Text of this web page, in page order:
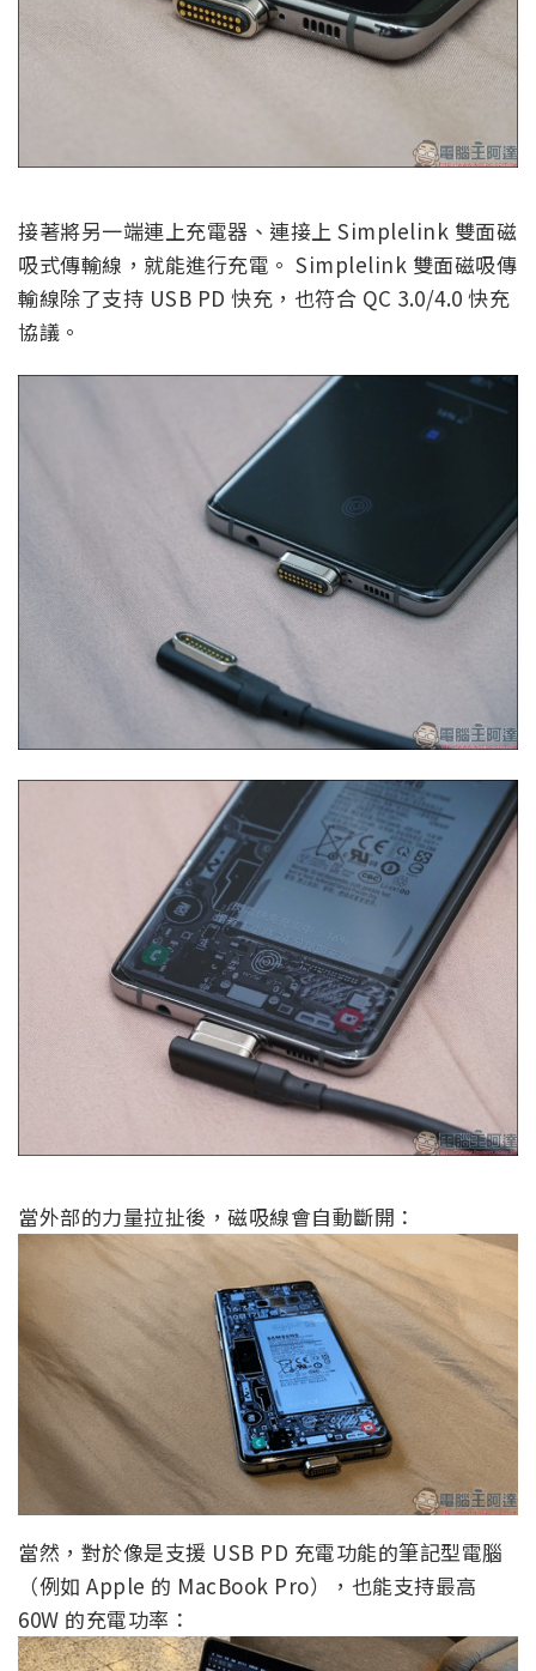
接著將另一端連上充電器、連接上 Simplelink 雙面磁
吸式傳輸線，就能進行充電。 Simplelink 雙面磁吸傳
輸線除了支持 USB PD 快充，也符合 QC 3.0/4.0 快充
協議。
當外部的力量拉扯後，磁吸線會自動斷開：
當然，對於像是支援 USB PD 充電功能的筆記型電腦
（例如 Apple 的 MacBook Pro），也能支持最高
60W 的充電功率：